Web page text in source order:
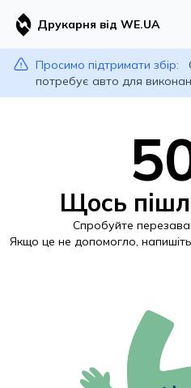
Друкарня від WE.UA
Просимо підтримати збір:
потребує авто для
Щось
Спробуйте
Якщо це не допомогло,